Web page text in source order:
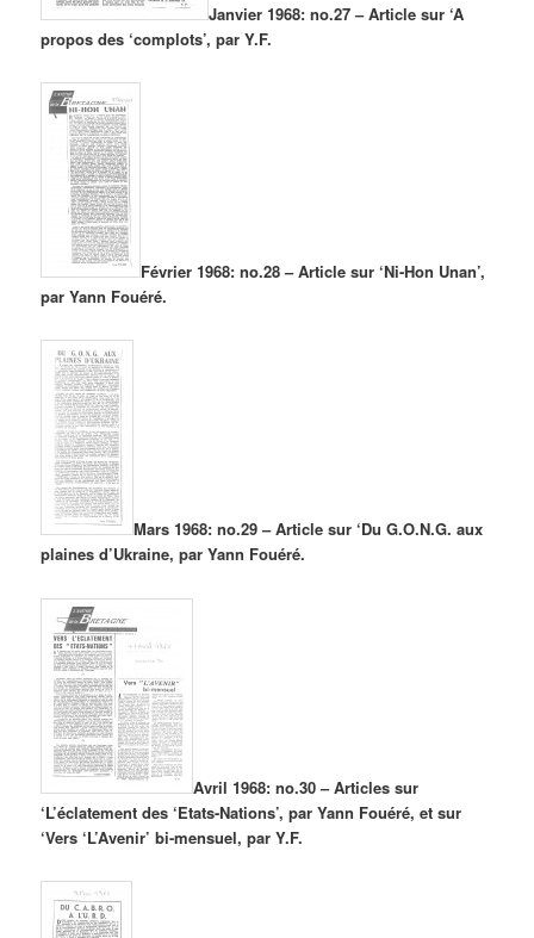
Janvier 1968: no.27 – Article sur ‘A
propos des ‘complots’, par Y.F.
Février 1968: no.28 – Article sur ‘Ni-Hon Unan’,
par Yann Fouéré.
Mars 1968: no.29 – Article sur ‘Du G.O.N.G. aux
plaines d’Ukraine, par Yann Fouéré.
Avril 1968: no.30 – Articles sur
‘L’éclatement des ‘Etats-Nations’, par Yann Fouéré, et sur
‘Vers ‘L’Avenir’ bi-mensuel, par Y.F.